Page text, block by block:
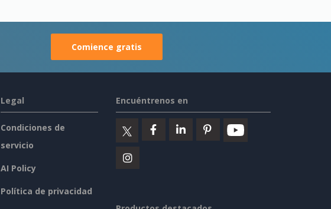
Comience gratis
Legal
Condiciones de
servicio
AI Policy
Política de privacidad
Encuéntrenos en